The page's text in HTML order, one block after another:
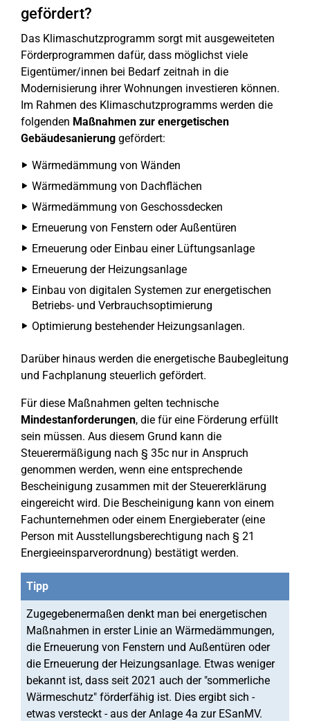
gefördert?
Das Klimaschutzprogramm sorgt mit ausgeweiteten
Förderprogrammen dafür, dass möglichst viele
Eigentümer/innen bei Bedarf zeitnah in die
Modernisierung ihrer Wohnungen investieren können.
Im Rahmen des Klimaschutzprogramms werden die
folgenden Maßnahmen zur energetischen
Gebäudesanierung gefördert:
Wärmedämmung von Wänden
Wärmedämmung von Dachflächen
Wärmedämmung von Geschossdecken
Erneuerung von Fenstern oder Außentüren
Erneuerung oder Einbau einer Lüftungsanlage
Erneuerung der Heizungsanlage
Einbau von digitalen Systemen zur energetischen
Betriebs- und Verbrauchsoptimierung
Optimierung bestehender Heizungsanlagen.
Darüber hinaus werden die energetische Baubegleitung
und Fachplanung steuerlich gefördert.
Für diese Maßnahmen gelten technische
Mindestanforderungen, die für eine Förderung erfüllt
sein müssen. Aus diesem Grund kann die
Steuerermäßigung nach § 35c nur in Anspruch
genommen werden, wenn eine entsprechende
Bescheinigung zusammen mit der Steuererklärung
eingereicht wird. Die Bescheinigung kann von einem
Fachunternehmen oder einem Energieberater (eine
Person mit Ausstellungsberechtigung nach § 21
Energieeinsparverordnung) bestätigt werden.
Tipp
Zugegebenermaßen denkt man bei energetischen
Maßnahmen in erster Linie an Wärmedämmungen,
die Erneuerung von Fenstern und Außentüren oder
die Erneuerung der Heizungsanlage. Etwas weniger
bekannt ist, dass seit 2021 auch der "sommerliche
Wärmeschutz" förderfähig ist. Dies ergibt sich -
etwas versteckt - aus der Anlage 4a zur ESanMV.